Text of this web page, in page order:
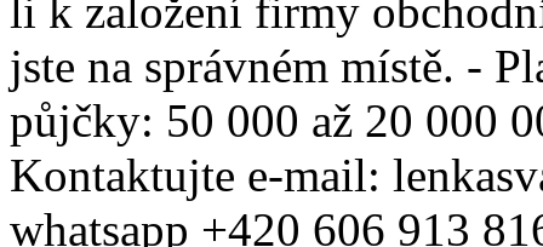
li k založení firmy
jste na správném místě. -
půjčky: 50 000 až 20 000
Kontaktujte e-mail:
whatsapp +420 606 913